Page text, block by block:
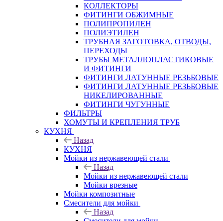
КОЛЛЕКТОРЫ
ФИТИНГИ ОБЖИМНЫЕ
ПОЛИПРОПИЛЕН
ПОЛИЭТИЛЕН
ТРУБНАЯ ЗАГОТОВКА, ОТВОДЫ,
ПЕРЕХОДЫ
ТРУБЫ МЕТАЛЛОПЛАСТИКОВЫЕ
И ФИТИНГИ
ФИТИНГИ ЛАТУННЫЕ РЕЗЬБОВЫЕ
ФИТИНГИ ЛАТУННЫЕ РЕЗЬБОВЫЕ
НИКЕЛИРОВАННЫЕ
ФИТИНГИ ЧУГУННЫЕ
ФИЛЬТРЫ
ХОМУТЫ И КРЕПЛЕНИЯ ТРУБ
КУХНЯ
Назад
КУХНЯ
Мойки из нержавеющей стали
Назад
Мойки из нержавеющей стали
Мойки врезные
Мойки композитные
Смесители для мойки
Назад